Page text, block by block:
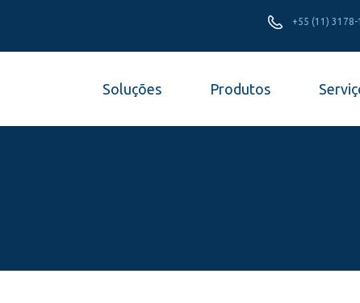
+55 (11) 3178-
Soluções Produtos